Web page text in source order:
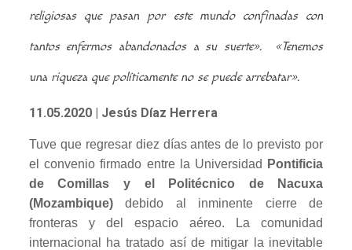
religiosas que pasan por este mundo confinadas con
tantos enfermos abandonados a su suerte». «Tenemos
una riqueza que políticamente no se puede arrebatar».
11.05.2020| Jesús Díaz Herrera
Tuve que regresar diez días antes de lo previsto por
el convenio firmado entre la Universidad
Pontificia
de Comillas y el Politécnico de Nacuxa
(Mozambique)debido al inminente cierre de
fronteras y del espacio aéreo. La comunidad
internacional ha tratado así de mitigar la inevitable